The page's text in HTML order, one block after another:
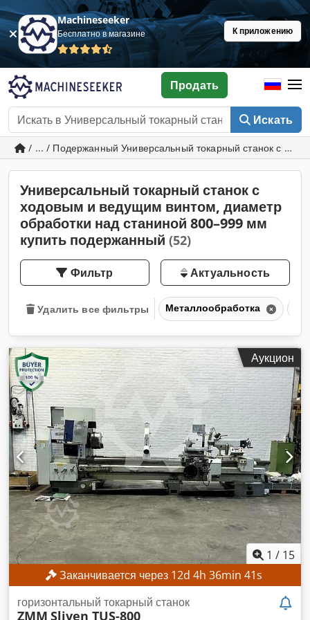
Machineseeker
Бесплатно в магазине К приложению
Искать
Продать
/ ... / Подержанный Универсальный токарный станок с
Универсальный токарный станок с
ходовым и ведущим винтом, диаметр
обработки над станиной 800–999 мм
купить подержанный (52)
Фильтр Актуальность
Удалить все фильтры Металлообработка
Аукцион
1 / 15
Заканчивается через 12d 4h 36min 38s
горизонтальный токарный станок
ZMM Sliven TUS-800